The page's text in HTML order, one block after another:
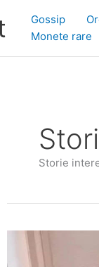
Gossip
Monete rare
Storie